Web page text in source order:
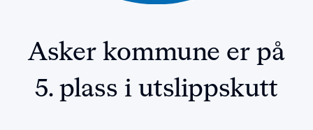
Asker kommune er på
5. plass i utslippskutt